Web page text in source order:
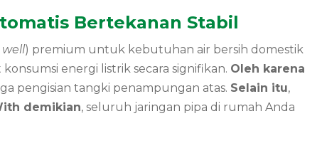
Bertekanan Stabil
) premium untuk kebutuhan air bersih domestik
energi listrik secara signifikan. Oleh karena
pengisian tangki penampungan atas. Selain itu,
demikian, seluruh jaringan pipa di rumah Anda